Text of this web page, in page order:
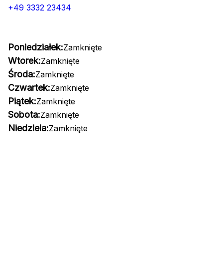
+49 3332 23434
Poniedziałek:Zamknięte
Wtorek:Zamknięte
Środa:Zamknięte
Czwartek:Zamknięte
Piątek:Zamknięte
Sobota:Zamknięte
Niedziela:Zamknięte